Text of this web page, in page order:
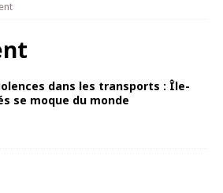
dans les transports : Île-
se moque du monde